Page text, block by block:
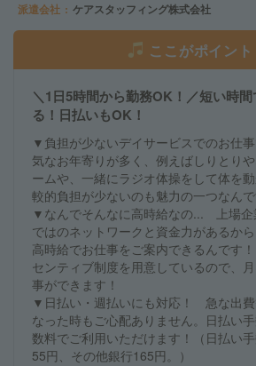
派遣会社
ケアスタッフィング株式会社
ここがポイント
＼1日5時間から勤務OK！／短い時
る！日払いもOK！
▼負担が少ないデイサービスでのお仕
気なお年寄りが多く、例えばしりとり
ームや、一緒にラジオ体操をして体を
較的負担が少ないのも魅力の一つなんで
▼なんでそんなに高時給なの... 上場企
ではのネットワークと資金力があるか
高時給でお仕事をご案内できるんです
センティブ制度を用意しているので、
事ができます！
▼日払い・週払いにも対応！ 急な出費
なった時もご心配ありません。日払い
数料でご利用いただけます！（日払い
55円、その他銀行165円。）